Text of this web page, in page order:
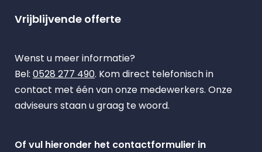
Vrijblijvende offerte
Wenst u meer informatie?
Bel: 0528 277 490. Kom direct telefonisch in
contact met één van onze medewerkers. Onze
adviseurs staan u graag te woord.
Of vul hieronder het contactformulier in